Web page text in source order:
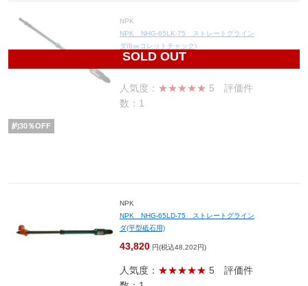
SOLD OUT
NPK
NPK NHG-65LK-75 ストレートグライン
ダ(6㎜コレットチャック)
41,160
人気度： ★★★★★ 5 評価件
数：1
約30％OFF
NPK
NPK NHG-65LD-75 ストレートグライン
ダ(平型砥石用)
43,820 円(税込48,202円)
人気度： ★★★★★ 5 評価件